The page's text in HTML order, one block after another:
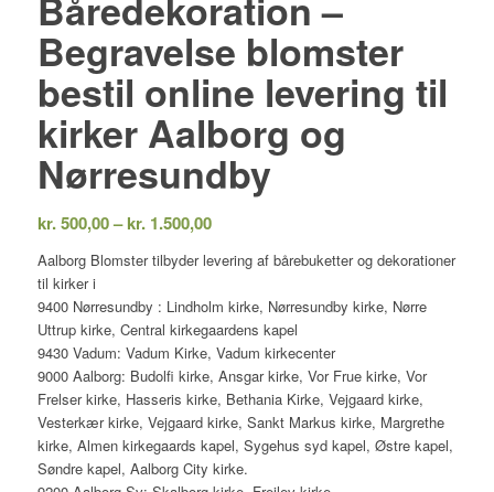
Begravelse blomster
bestil online levering til
kirker Aalborg og
Nørresundby
kr.500,00– kr.1.500,00Prisinterval:
kr. 1.500,00
Aalborg Blomster tilbyder levering af bårebuketter og dekorationer
til kirker i
9400 Nørresundby : Lindholm kirke, Nørresundby kirke, Nørre
Uttrup kirke, Central kirkegaardens kapel
9430 Vadum: Vadum Kirke, Vadum kirkecenter
9000 Aalborg: Budolfi kirke, Ansgar kirke, Vor Frue kirke, Vor
Frelser kirke, Hasseris kirke, Bethania Kirke, Vejgaard kirke,
Vesterkær kirke, Vejgaard kirke, Sankt Markus kirke, Margrethe
kirke, Almen kirkegaards kapel, Sygehus syd kapel, Østre kapel,
Søndre kapel, Aalborg City kirke.